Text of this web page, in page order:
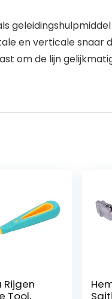
en verticale snaar
om de lijn
Rijgen
Tool,